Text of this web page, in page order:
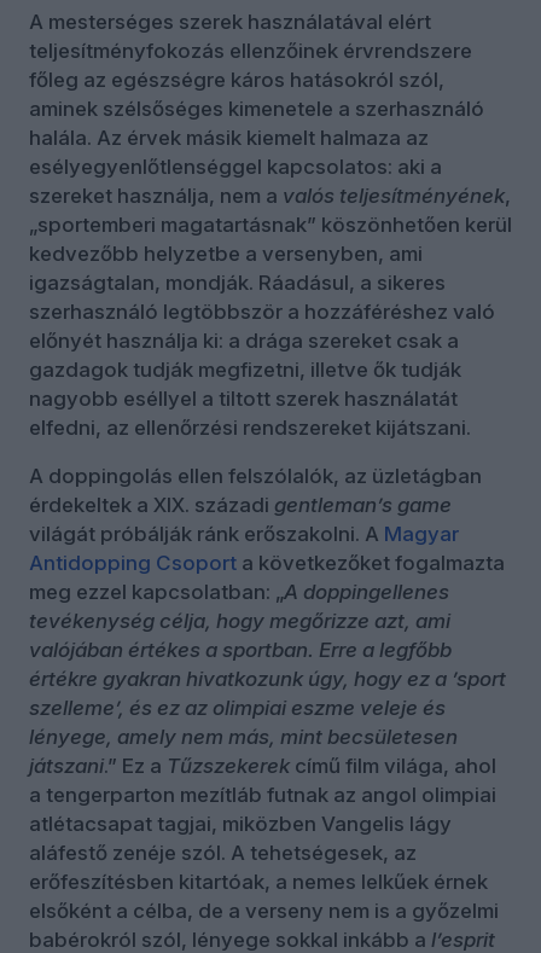
A mesterséges szerek használatával elért
teljesítményfokozás ellenzőinek érvrendszere
főleg az egészségre káros hatásokról szól,
aminek szélsőséges kimenetele a szerhasználó
halála. Az érvek másik kiemelt halmaza az
esélyegyenlőtlenséggel kapcsolatos: aki a
szereket használja, nem a valós teljesítményének,
„sportemberi magatartásnak” köszönhetően kerül
kedvezőbb helyzetbe a versenyben, ami
igazságtalan, mondják. Ráadásul, a sikeres
szerhasználó legtöbbször a hozzáféréshez való
előnyét használja ki: a drága szereket csak a
gazdagok tudják megfizetni, illetve ők tudják
nagyobb eséllyel a tiltott szerek használatát
elfedni, az ellenőrzési rendszereket kijátszani.
A doppingolás ellen felszólalók, az üzletágban
érdekeltek a XIX. századi gentleman’s game
világát próbálják ránk erőszakolni. A Magyar
Antidopping Csoport a következőket fogalmazta
meg ezzel kapcsolatban: „A doppingellenes
tevékenység célja, hogy megőrizze azt, ami
valójában értékes a sportban. Erre a legfőbb
értékre gyakran hivatkozunk úgy, hogy ez a ’sport
szelleme’, és ez az olimpiai eszme veleje és
lényege, amely nem más, mint becsületesen
játszani.” Ez a Tűzszekerek című film világa, ahol
a tengerparton mezítláb futnak az angol olimpiai
atlétacsapat tagjai, miközben Vangelis lágy
aláfestő zenéje szól. A tehetségesek, az
erőfeszítésben kitartóak, a nemes lelkűek érnek
elsőként a célba, de a verseny nem is a győzelmi
babérokról szól, lényege sokkal inkább a l’esprit